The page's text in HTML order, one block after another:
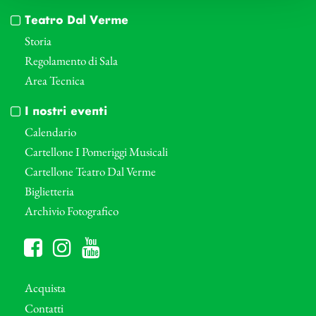
Teatro Dal Verme
Storia
Regolamento di Sala
Area Tecnica
I nostri eventi
Calendario
Cartellone I Pomeriggi Musicali
Cartellone Teatro Dal Verme
Biglietteria
Archivio Fotografico
Acquista
Contatti